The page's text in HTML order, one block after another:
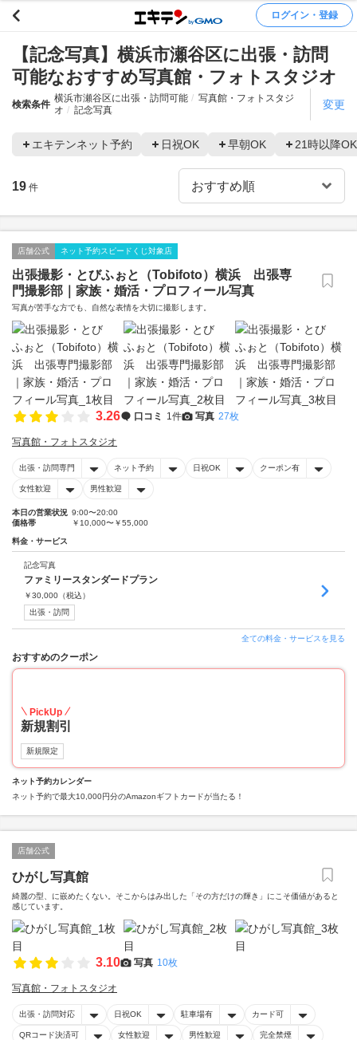
ログイン・登録
【記念写真】横浜市瀬谷区に出張・訪問
可能なおすすめ写真館・フォトスタジオ
検索条件
横浜市瀬谷区に出張・訪問可能
写真館・フォトスタジ
オ
記念写真 変更
エキテンネット予約 日祝OK 早朝OK 21時以降OK
19 件
店舗公式 ネット予約スピードくじ対象店
出張撮影・とびふぉと（Tobifoto）横浜 出張専
門撮影部｜家族・婚活・プロフィール写真
写真が苦手な方でも、自然な表情を大切に撮影します。
3.26 口コミ 1件 写真 27枚
写真館・フォトスタジオ
出張・訪問専門 ネット予約 日祝OK クーポン有
女性歓迎 男性歓迎
本日の営業状況 9:00〜20:00
価格帯
￥10,000〜￥55,000
料金・サービス
記念写真
ファミリースタンダードプラン
￥30,000 （税込）
出張・訪問
全ての料金・サービスを見る
おすすめのクーポン
PickUp
新規割引
新規限定
ネット予約カレンダー
ネット予約で最大10,000円分のAmazonギフトカードが当たる！
店舗公式
ひがし写真館
綺麗の型、に嵌めたくない。そこからはみ出した「その方だけの輝き」にこそ価値があると
感じています。
3.10 写真 10枚
写真館・フォトスタジオ
出張・訪問対応 日祝OK 駐車場有 カード可
QRコード決済可 女性歓迎 男性歓迎 完全禁煙